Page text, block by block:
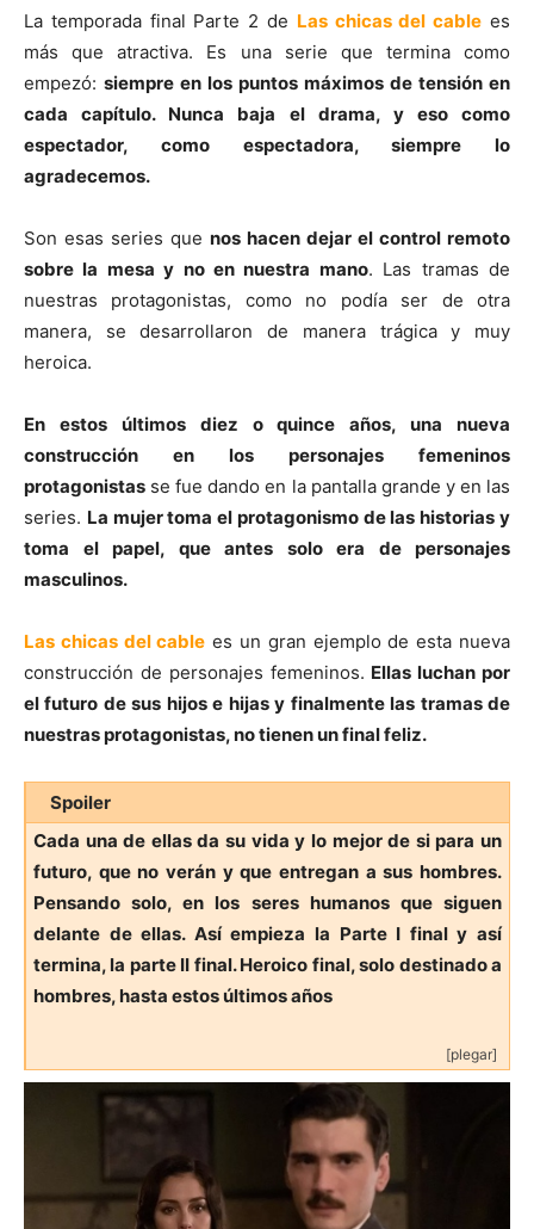
La temporada final Parte 2 de Las chicas del cable es
más que atractiva. Es una serie que termina como
empezó: siempre en los puntos máximos de tensión en
cada capítulo. Nunca baja el drama, y eso como
espectador, como espectadora, siempre lo
agradecemos.
Son esas series que nos hacen dejar el control remoto
sobre la mesa y no en nuestra mano. Las tramas de
nuestras protagonistas, como no podía ser de otra
manera, se desarrollaron de manera trágica y muy
heroica.
En estos últimos diez o quince años, una nueva
construcción en los personajes femeninos
protagonistas se fue dando en la pantalla grande y en las
series. La mujer toma el protagonismo de las historias y
toma el papel, que antes solo era de personajes
masculinos.
Las chicas del cable es un gran ejemplo de esta nueva
construcción de personajes femeninos. Ellas luchan por
el futuro de sus hijos e hijas y finalmente las tramas de
nuestras protagonistas, no tienen un final feliz.
Spoiler
Cada una de ellas da su vida y lo mejor de si para un
futuro, que no verán y que entregan a sus hombres.
Pensando solo, en los seres humanos que siguen
delante de ellas. Así empieza la Parte I final y así
termina, la parte II final. Heroico final, solo destinado a
hombres, hasta estos últimos años
[plegar]